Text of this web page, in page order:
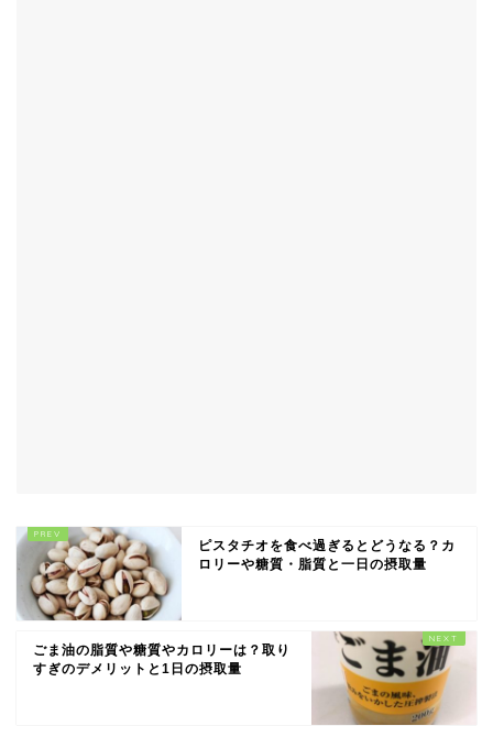
ピスタチオを食べ過ぎるとどうなる？カ
ロリーや糖質・脂質と一日の摂取量
ごま油の脂質や糖質やカロリーは？取り
すぎのデメリットと1日の摂取量